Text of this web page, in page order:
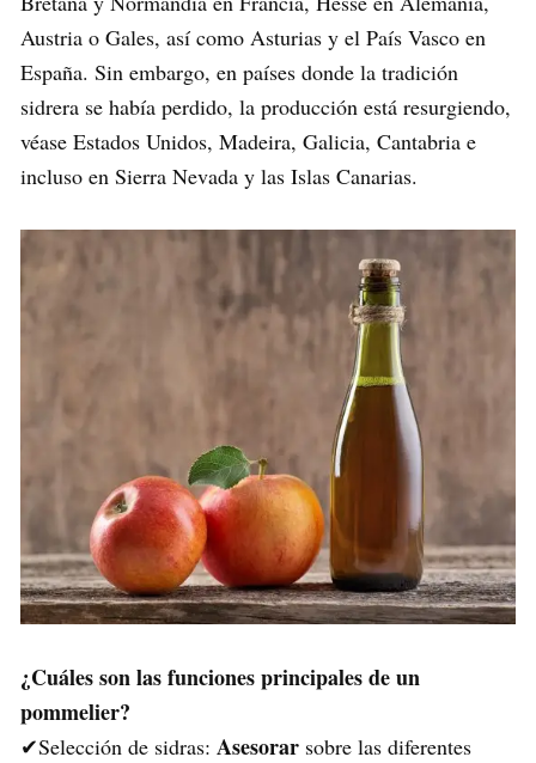
Austria o Gales, así como Asturias y el País Vasco en
España. Sin embargo, en países donde la tradición
sidrera se había perdido, la producción está resurgiendo,
véase Estados Unidos, Madeira, Galicia, Cantabria e
incluso en Sierra Nevada y las Islas Canarias.
¿Cuáles son las funciones principales de un
pommelier?
✔Selección de sidras: Asesorar sobre las diferentes